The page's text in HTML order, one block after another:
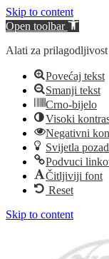
Skip to content
Open toolbar
Alati za prilagodljivost
Povećaj tekst
Smanji tekst
Crno-bijelo
Visoki
Negativni
Svijetla
Podvuci
Čitljiviji font
Reset
Skip to content